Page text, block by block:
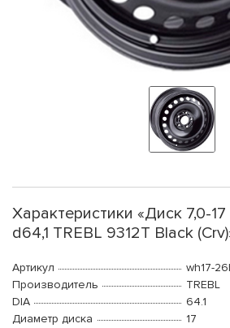
Характеристики «Диск 7,0-17
d64,1 TREBL 9312T Black
Артикул
wh17-
Производитель
TREBL
DIA
64.1
Диаметр диска
17